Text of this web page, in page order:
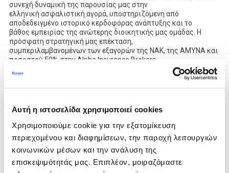
Αυτή η ιστοσελίδα χρησιμοποιεί cookies
Χρησιμοποιούμε cookie για την εξατομίκευση
περιεχομένου και διαφημίσεων, την παροχή λειτουργιών
κοινωνικών μέσων και την ανάλυση της
επισκεψιμότητάς μας. Επιπλέον, μοιραζόμαστε
συνεχή δυναμική της παρουσίας μας στην
ελληνική ασφαλιστική αγορά, υποστηριζόμενη από
αποδεδειγμένο ιστορικό κερδοφόρας ανάπτυξης και το
βάθος εμπειρίας της ανώτερης διοικητικής μας ομάδας. Η
πρόσφατη στρατηγική μας επέκταση,
συμπεριλαμβανομένων των εξαγορών της NAK, της AMYNA και
ποσοστού 50% στην Alpha Insurance Brokers
στη Ρουμανία, υπογραμμίζει την ικανότητά μας να υλοποιούμε
με επιτυχία ευκαιρίες ανόργανης ανάπτυξης. Η
συνεργασία με την CrediaBank έχει τη δυνατότητα να
ικανότητές μας στην ασφαλιστική αναδοχή και μεσιτεία με το
πανελλαδικό δίκτυο διανομής και την ψηφιακή
εμβέλεια της Τράπεζας, διατηρώντας παράλληλα την εστίασή
μας στην ποιότητα, την αξιοπιστία και τη
φερεγγυότητα. Είμαστε ενθουσιασμένοι με την ευκαιρία να
προσφέρουμε ευρύτερες λύσεις και βελτιωμένη
εμπειρία πελάτη, δημιουργώντας παράλληλα νέες ευκαιρίες
για τους ανθρώπους μας».